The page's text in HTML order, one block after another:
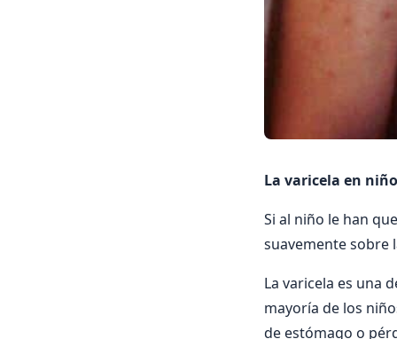
La varicela en
Si al niño le han
suavemente sobre
La varicela es una
mayoría de los
de estómago o